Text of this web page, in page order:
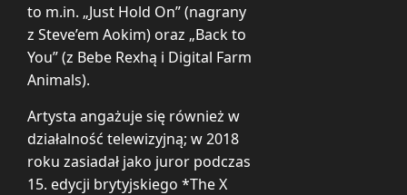
to m.in. „Just Hold On” (nagrany
z Steve’em Aokim) oraz „Back to
You” (z Bebe Rexhą i Digital Farm
Animals).
Artysta angażuje się również w
działalność telewizyjną; w 2018
roku zasiadał jako juror podczas
15. edycji brytyjskiego *The X